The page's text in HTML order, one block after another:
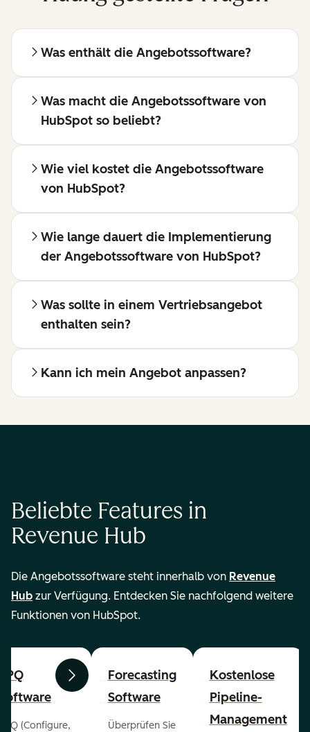
Was enthält die Angebotssoftware?
Was macht die Angebotssoftware von
HubSpot so beliebt?
Wie viel kostet die Angebotssoftware
von HubSpot?
Wie lange dauert die Implementierung
der Angebotssoftware von HubSpot?
Was sollte in einem Vertriebsangebot
enthalten sein?
Kann ich mein Angebot anpassen?
Beliebte Features in
Revenue Hub
Die Angebotssoftware steht innerhalb von Revenue
Hub zur Verfügung. Entdecken Sie nachfolgend weitere
Funktionen von HubSpot.
ZurückWeiter
(Configure,
Forecasting
Software
Überprüfen Sie
Kostenlose
Pipeline-
Management